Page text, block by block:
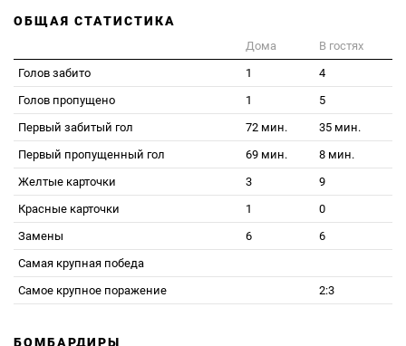
ОБЩАЯ СТАТИСТИКА
Дома
В гостях
Голов забито
1
4
Голов пропущено
1
5
Первый забитый гол
72 мин.
35 мин.
Первый пропущенный гол
69 мин.
8 мин.
Желтые карточки
3
9
Красные карточки
1
0
Замены
6
6
Самая крупная победа
Самое крупное поражение
2:3
БОМБАРДИРЫ